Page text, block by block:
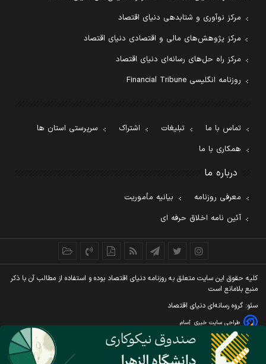
مرکز نوآوری و شتابدهی دنیای اقتصاد
مرکز پژوهش‌های مالی و اقتصادی دنیای اقتصاد
مرکز راه حل‌های رسانه‌ای دنیای اقتصاد
روزنامه انگلیسی Financial Tribune
تماس با ما تبلیغات اشتراک
سرپرستی استان ها
همکاری با ما
درباره ما
معرفی روزنامه
بیانیه مأموریت
آئین نامه اخلاق حرفه ای
کليه حقوق اين سايت متعلق به روزنامه دنيای اقتصاد بوده و استفاده از مطالب آن با ذکر
منبع بلامانع است
سئو: گروه رسانه‌ای دنیای اقتصاد
طراحی سایت خبری آسام